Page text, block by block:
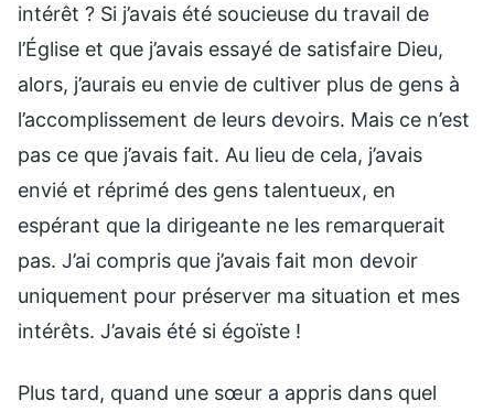
intérêt ? Si j’avais été soucieuse du travail de
l’Église et que j’avais essayé de satisfaire Dieu,
alors, j’aurais eu envie de cultiver plus de gens à
l’accomplissement de leurs devoirs. Mais ce n’est
pas ce que j’avais fait. Au lieu de cela, j’avais
envié et réprimé des gens talentueux, en
espérant que la dirigeante ne les remarquerait
pas. J’ai compris que j’avais fait mon devoir
uniquement pour préserver ma situation et mes
intérêts. J’avais été si égoïste !
Plus tard, quand une sœur a appris dans quel